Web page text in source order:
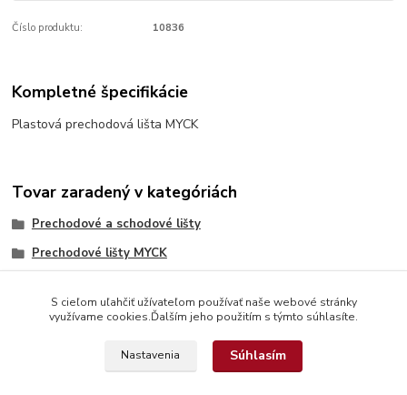
Číslo produktu: 10836
Kompletné špecifikácie
Plastová prechodová lišta MYCK
Tovar zaradený v kategóriách
Prechodové a schodové lišty
Prechodové lišty MYCK
S cieľom uľahčiť užívateľom používať naše webové stránky
využívame cookies.Ďalším jeho použitím s týmto súhlasíte.
Nastavenia Súhlasím